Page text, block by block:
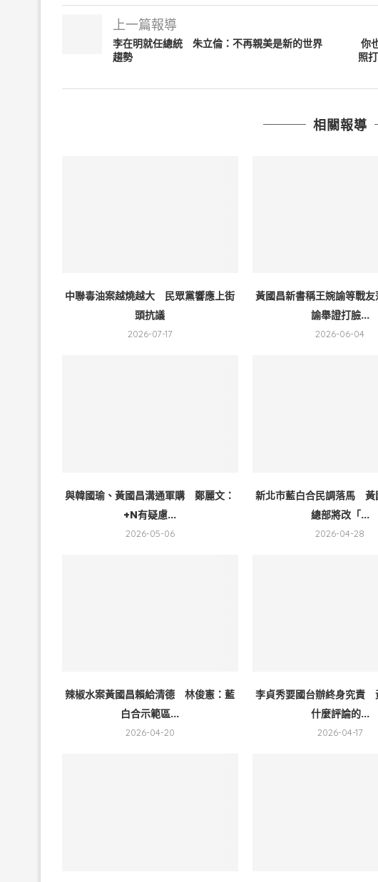
上一篇報導
李在明就任總統 朱立倫：不再親美是新的世界
趨勢
你
照
相關報導
中聯毒油案越燒越大 民眾黨響應上街
頭抗議
2026-07-17
黃國昌新書稱王婉諭等戰
諭舉證打臉...
2026-06-04
與韓國瑜、黃國昌溝通軍購 鄭麗文：
+N有疑慮...
2026-05-06
新北市藍白合民調落馬 黃
總部將改「...
2026-04-28
辣椒水案黃國昌賴給清德 林俊憲：藍
白合示範區...
2026-04-20
李貞秀要國台辦終身究責
什麼評論的...
2026-04-17